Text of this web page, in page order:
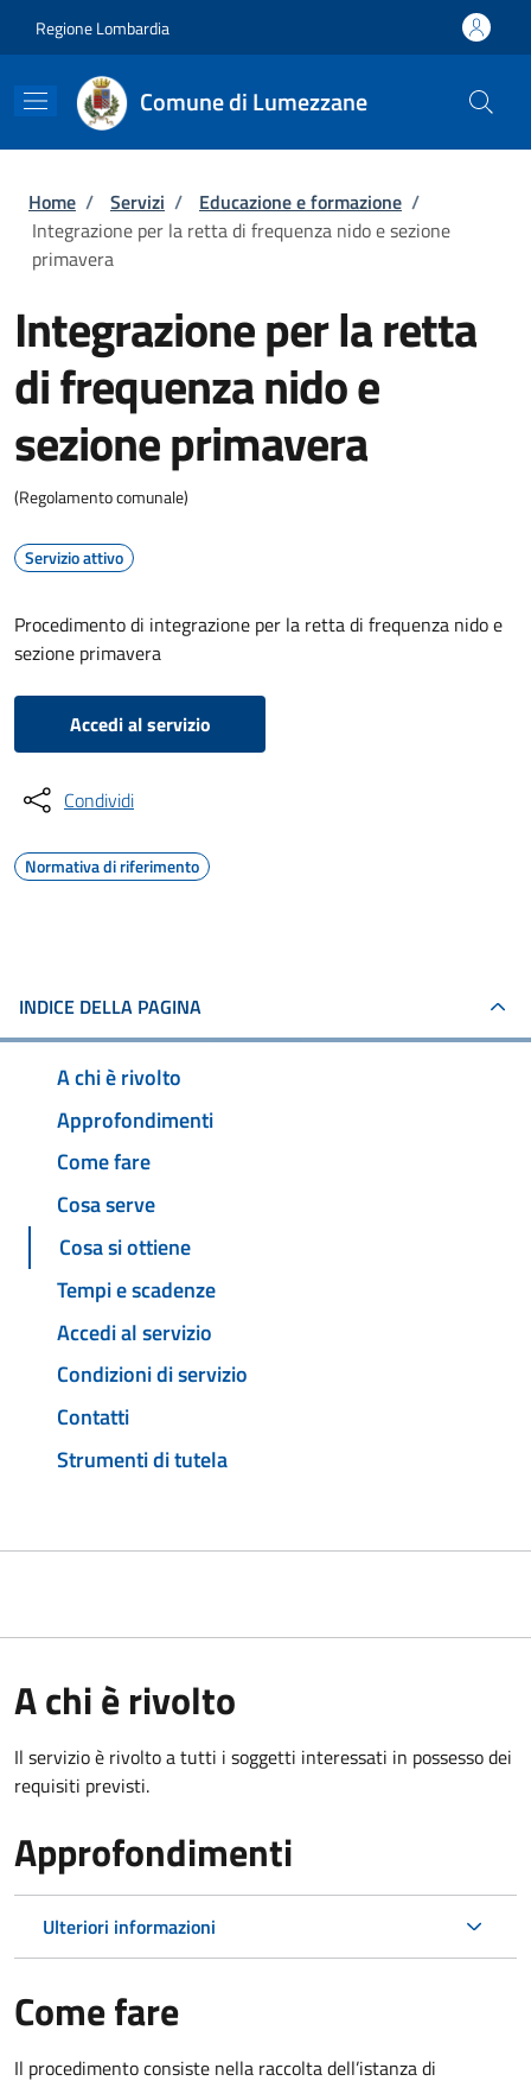
Regione Lombardia
Comune di Lumezzane
Briciole di pane
Home / Servizi / Educazione e formazione /
Integrazione per la retta di frequenza nido e sezione
primavera
Integrazione per la retta
di frequenza nido e
sezione primavera
(Regolamento comunale)
Servizio attivo
Procedimento di integrazione per la retta di frequenza nido e
sezione primavera
Accedi al servizio
Condividi
Normativa di riferimento
INDICE DELLA PAGINA
A chi è rivolto
Approfondimenti
Come fare
Cosa serve
Cosa si ottiene
Tempi e scadenze
Accedi al servizio
Condizioni di servizio
Contatti
Strumenti di tutela
A chi è rivolto
Il servizio è rivolto a tutti i soggetti interessati in possesso dei
requisiti previsti.
Approfondimenti
Ulteriori informazioni
Come fare
Il procedimento consiste nella raccolta dell’istanza di